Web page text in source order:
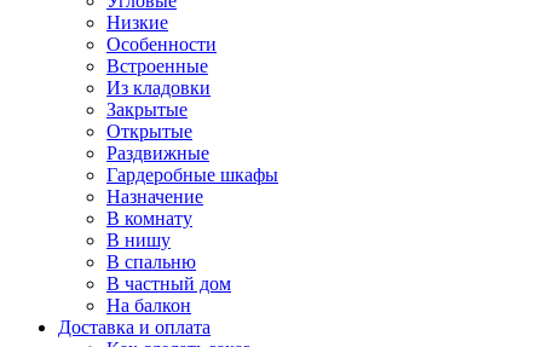
Низкие
Особенности
Встроенные
Из кладовки
Закрытые
Открытые
Раздвижные
Гардеробные шкафы
Назначение
В комнату
В нишу
В спальню
В частный дом
На балкон
Доставка и оплата